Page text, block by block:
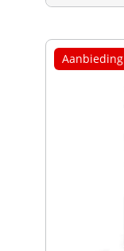
Aanbieding